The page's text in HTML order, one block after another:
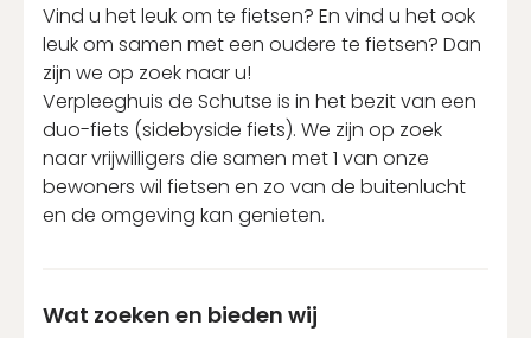
Vind u het leuk om te fietsen? En vind u het ook
leuk om samen met een oudere te fietsen? Dan
zijn we op zoek naar u!
Verpleeghuis de Schutse is in het bezit van een
duo-fiets (sidebyside fiets). We zijn op zoek
naar vrijwilligers die samen met 1 van onze
bewoners wil fietsen en zo van de buitenlucht
en de omgeving kan genieten.
Wat zoeken en bieden wij